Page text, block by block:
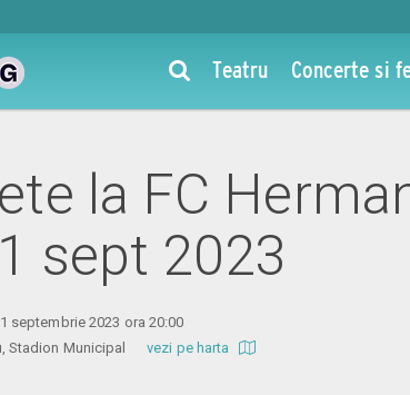
Teatru Concerte si
la FC
sept 2023
septembrie 2023 ora 20:00
Stadion Municipalvezi pe harta